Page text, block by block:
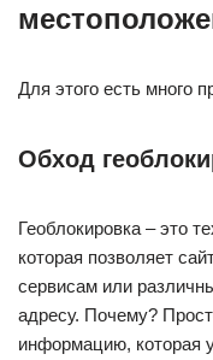
Для этого есть много
Обход
Геоблокировка – это
которая позволяет
сервисам или
адресу. Почему?
информацию, которая